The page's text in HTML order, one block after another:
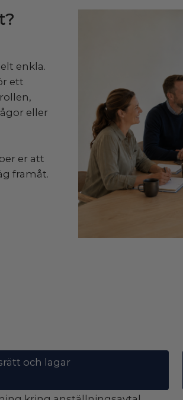
enkla.
ett
eller
er att
framåt.
och lagar